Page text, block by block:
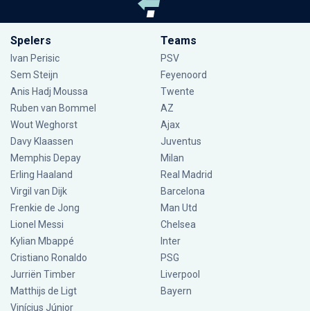
Spelers
Ivan Perisic
Sem Steijn
Anis Hadj Moussa
Ruben van Bommel
Wout Weghorst
Davy Klaassen
Memphis Depay
Erling Haaland
Virgil van Dijk
Frenkie de Jong
Lionel Messi
Kylian Mbappé
Cristiano Ronaldo
Jurriën Timber
Matthijs de Ligt
Vinícius Júnior
Teams
PSV
Feyenoord
Twente
AZ
Ajax
Juventus
Milan
Real Madrid
Barcelona
Man Utd
Chelsea
Inter
PSG
Liverpool
Bayern